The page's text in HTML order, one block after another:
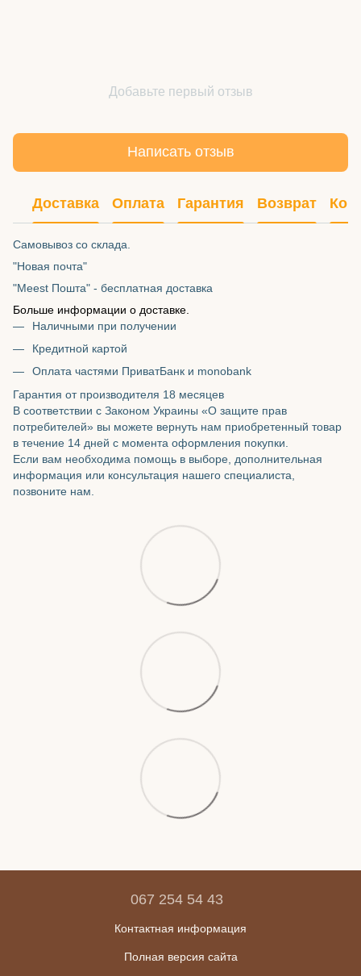
Добавьте первый отзыв
Написать отзыв
Доставка Оплата Гарантия Возврат
Самовывоз со склада.
"Новая почта"
"Meest Пошта" - бесплатная доставка
Больше информации о доставке.
Наличными при получении
Кредитной картой
Оплата частями ПриватБанк и monobank
Гарантия от производителя 18 месяцев
В соответствии с Законом Украины «О защите прав
потребителей» вы можете вернуть нам приобретенный товар
в течение 14 дней с момента оформления покупки.
Если вам необходима помощь в выборе, дополнительная
информация или консультация нашего специалиста,
позвоните нам.
067 254 54 43
Контактная информация
Полная версия сайта